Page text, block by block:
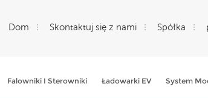
Dom Skontaktuj się z nami Spółka
Falowniki I Sterowniki Ładowarki EV System